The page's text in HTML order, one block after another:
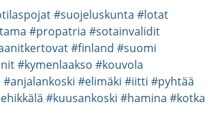
#suojeluskunta #lotat
#propatria #sotainvalidit
#finland #suomi
#kymenlaakso #kouvola
#anjalankoski #elimäki #iitti #pyhtää
#kuusankoski #hamina #kotka